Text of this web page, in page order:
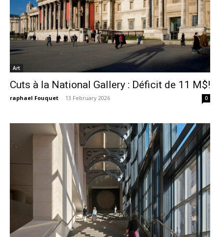
Art
Cuts à la National Gallery : Déficit de 11 M$!
raphael Fouquet - 13 February 2026 0